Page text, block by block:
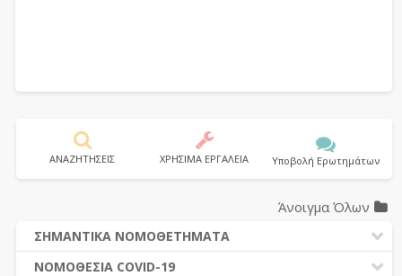
ΑΝΑΖΗΤΗΣΕΙΣ ΧΡΗΣΙΜΑ ΕΡΓΑΛΕΙΑ Υποβολή Ερωτημάτων
Άνοιγμα Όλων
ΣΗΜΑΝΤΙΚΑ ΝΟΜΟΘΕΤΗΜΑΤΑ
ΔΗΜΟΣΙΕΣ ΣΥΜΒΑΣΕΙΣ (Ν. 4412/2016)
ΝΟΜΟΘΕΣΙΑ COVID-19